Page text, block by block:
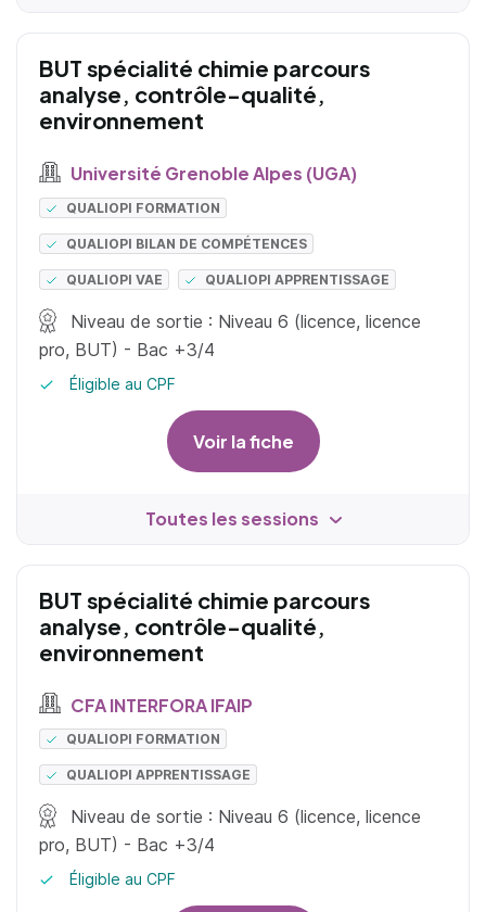
BUT spécialité chimie parcours
analyse, contrôle-qualité,
environnement
Université Grenoble Alpes (UGA)
QUALIOPI FORMATION
QUALIOPI BILAN DE COMPÉTENCES
QUALIOPI VAE QUALIOPI APPRENTISSAGE
Niveau de sortie : Niveau 6 (licence, licence
pro, BUT) - Bac +3/4
Éligible au CPF
Voir la fiche
Toutes les sessions
BUT spécialité chimie parcours
analyse, contrôle-qualité,
environnement
CFA INTERFORA IFAIP
QUALIOPI FORMATION
QUALIOPI APPRENTISSAGE
Niveau de sortie : Niveau 6 (licence, licence
pro, BUT) - Bac +3/4
Éligible au CPF